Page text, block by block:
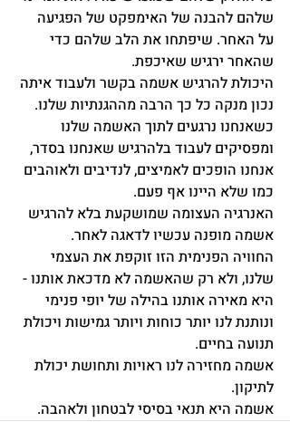
שלהם להבנה של האימפקט של הפגיעה
על האחר. שיפתחו את הלב שלהם כדי
שהאחר ירגיש שאיכפת.
היכולת להרגיש אשמה בקשר ולעבוד איתה
נכון מנקה כל כך הרבה מההגנתיות שלנו.
כשאנחנו נרגעים לתוך האשמה שלנו
ומפסיקים לעבוד בלהרגיש שאנחנו בסדר,
אנחנו הופכים לאמיצים, לנדיבים ולאוהבים
כמו שלא היינו אף פעם.
האנרגיה העצומה שמושקעת בלא להרגיש
אשמה מופנה עכשיו לדאגה לאחר.
החוויה הפנימית הזו זוקפת את העצמי
שלנו, ולא רק שהאשמה לא מדכאת אותנו -
היא מאירה אותנו בהילה של יופי פנימי
ונותנת לנו יותר כוחות ויותר גמישות ויכולת
תנועה בחיים.
אשמה מחזירה לנו ראויות ותחושת יכולת
לתיקון.
אשמה היא תנאי בסיסי לבטחון ולאהבה.